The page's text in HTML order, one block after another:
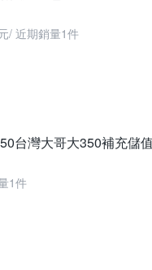
/ 近期銷量1件
台灣大哥大350補充儲
1件